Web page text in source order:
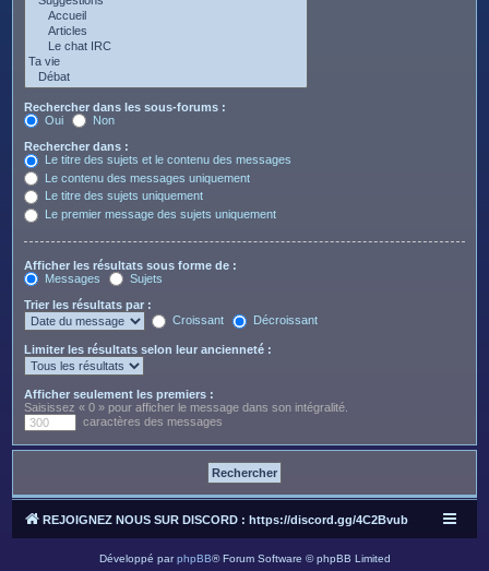
Rechercher dans les sous-forums :
Oui
Non
Rechercher dans :
Le titre des sujets et le contenu des messages
Le contenu des messages uniquement
Le titre des sujets uniquement
Le premier message des sujets uniquement
Afficher les résultats sous forme de :
Messages
Sujets
Trier les résultats par :
Croissant
Décroissant
Limiter les résultats selon leur ancienneté :
Afficher seulement les premiers :
Saisissez « 0 » pour afficher le message dans son intégralité.
caractères des messages
REJOIGNEZ NOUS SUR DISCORD : https://discord.gg/4C2Bvub
Développé parphpBB® Forum Software © phpBB Limited